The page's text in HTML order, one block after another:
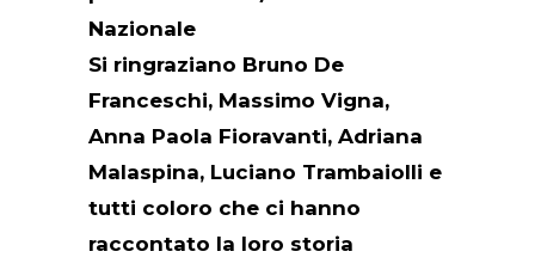
Nazionale
Si ringraziano Bruno De
Franceschi, Massimo Vigna,
Anna Paola Fioravanti, Adriana
Malaspina, Luciano Trambaiolli e
tutti coloro che ci hanno
raccontato la loro storia